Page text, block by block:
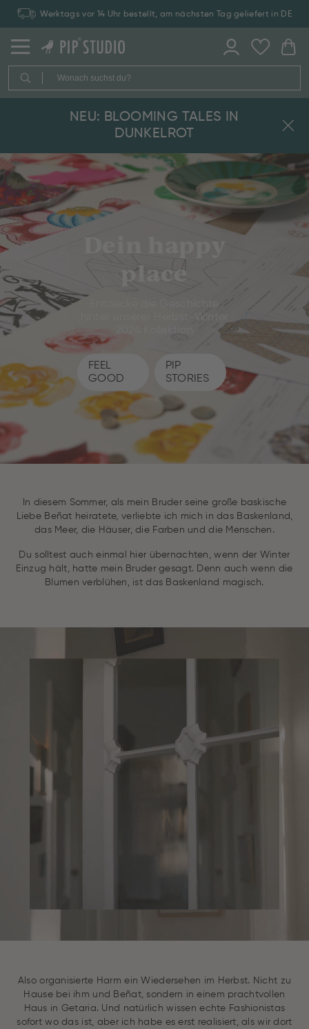
Zahlung auf Rechnung: 30 Tage Rückgaberecht
NEU: BLOOMING TALES IN
DUNKELROT
place
hinter unserer Herbst-Winter
FEEL
GOOD
PIP
STORIES
In diesem Sommer, als mein Bruder seine große baskische
Liebe Beñat heiratete, verliebte ich mich in das Baskenland,
das Meer, die Häuser, die Farben und die Menschen.
Du solltest auch einmal hier übernachten, wenn der Winter
Einzug hält, hatte mein Bruder gesagt. Denn auch wenn die
Blumen verblühen, ist das Baskenland magisch.
Also organisierte Harm ein Wiedersehen im Herbst. Nicht zu
Hause bei ihm und Beñat, sondern in einem prachtvollen
Haus in Getaria. Und natürlich wissen echte Fashionistas
sofort wo das ist, aber ich habe es erst realisiert, als wir dort